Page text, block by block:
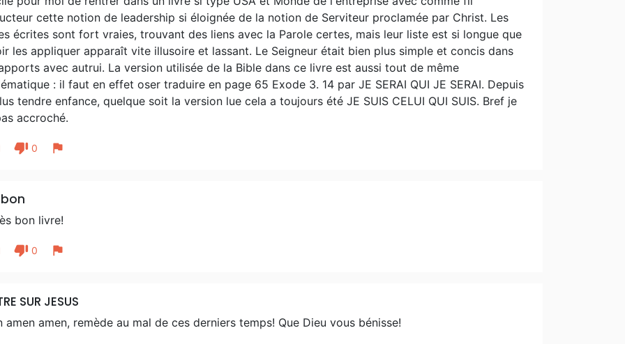
cette notion de leadership si éloignée de la notion de Serviteur proclamée par Christ. Les
écrites sont fort vraies, trouvant des liens avec la Parole certes, mais leur liste est si longue que
les appliquer apparaît vite illusoire et lassant. Le Seigneur était bien plus simple et concis dans
avec autrui. La version utilisée de la Bible dans ce livre est aussi tout de même
: il faut en effet oser traduire en page 65 Exode 3. 14 par JE SERAI QUI JE SERAI. Depuis
tendre enfance, quelque soit la version lue cela a toujours été JE SUIS CELUI QUI SUIS. Bref je
accroché.
thumb_down 0 flag
bon livre!
thumb_down 0 flag
SUR JESUS
amen amen, remède au mal de ces derniers temps! Que Dieu vous bénisse!